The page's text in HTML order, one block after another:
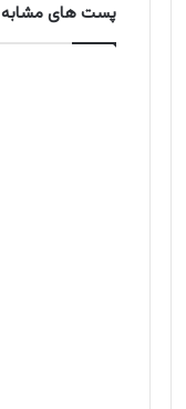
پست های مشابه